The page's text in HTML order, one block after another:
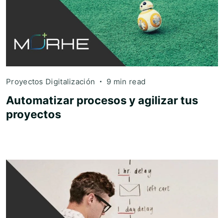
Proyectos Digitalización 9 min read
Automatizar procesos y agilizar tus
proyectos